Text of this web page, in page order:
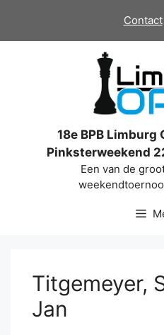
de
Contact
18e BPB
Pinksterweekend
Een van de
Titgemeyer,
Jan